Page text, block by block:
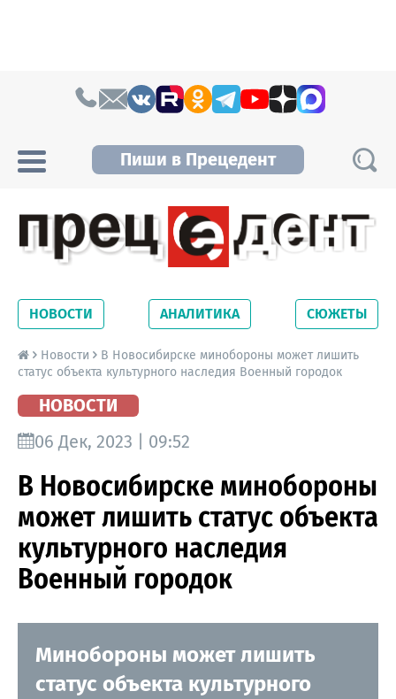
Пиши в Прецедент
Новосибирской области. Читайте свежие
новости на сайте сетевого издания
Precedent.
НОВОСТИ АНАЛИТИКА СЮЖЕТЫ
Новости
В Новосибирске минобороны может лишить
статус объекта культурного наследия Военный городок
НОВОСТИ
06 Дек, 2023 | 09:52
В Новосибирске минобороны
может лишить статус объекта
культурного наследия
Военный городок
Минобороны может лишить
статус объекта культурного